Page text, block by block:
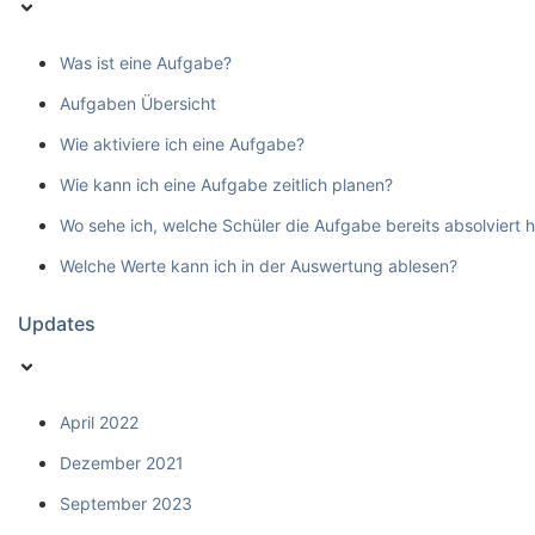
Was ist eine Aufgabe?
Aufgaben Übersicht
Wie aktiviere ich eine Aufgabe?
Wie kann ich eine Aufgabe zeitlich planen?
Wo sehe ich, welche Schüler die Aufgabe bereits absolviert
Welche Werte kann ich in der Auswertung ablesen?
Updates
April 2022
Dezember 2021
September 2023